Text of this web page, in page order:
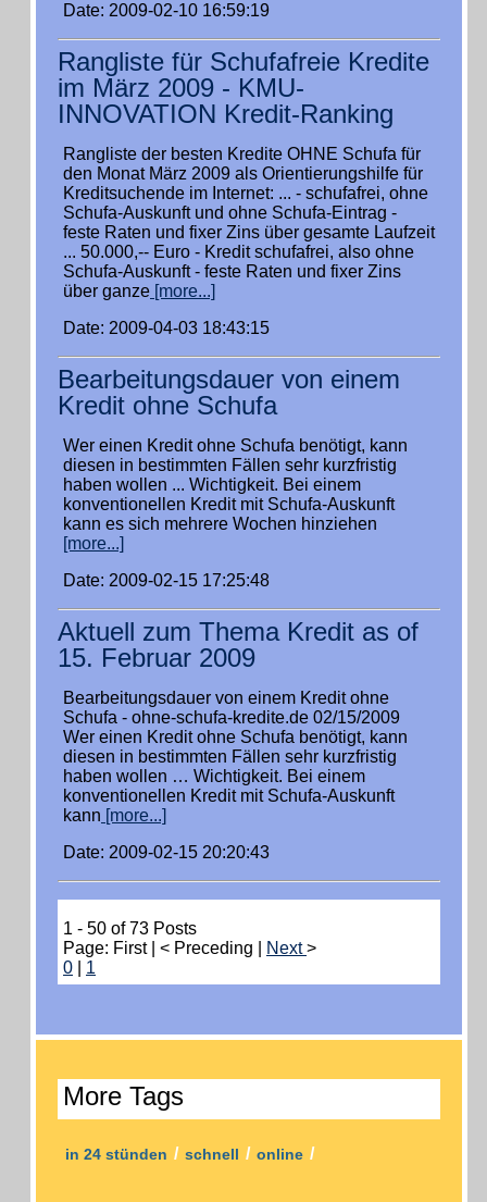
Date: 2009-02-10 16:59:19
Rangliste für Schufafreie Kredite
im März 2009 - KMU-
INNOVATION Kredit-Ranking
Rangliste der besten Kredite OHNE Schufa für
den Monat März 2009 als Orientierungshilfe für
Kreditsuchende im Internet: ... - schufafrei, ohne
Schufa-Auskunft und ohne Schufa-Eintrag -
feste Raten und fixer Zins über gesamte Laufzeit
... 50.000,-- Euro - Kredit schufafrei, also ohne
Schufa-Auskunft - feste Raten und fixer Zins
über ganze [more...]
Date: 2009-04-03 18:43:15
Bearbeitungsdauer von einem
Kredit ohne Schufa
Wer einen Kredit ohne Schufa benötigt, kann
diesen in bestimmten Fällen sehr kurzfristig
haben wollen ... Wichtigkeit. Bei einem
konventionellen Kredit mit Schufa-Auskunft
kann es sich mehrere Wochen hinziehen
[more...]
Date: 2009-02-15 17:25:48
Aktuell zum Thema Kredit as of
15. Februar 2009
Bearbeitungsdauer von einem Kredit ohne
Schufa - ohne-schufa-kredite.de 02/15/2009
Wer einen Kredit ohne Schufa benötigt, kann
diesen in bestimmten Fällen sehr kurzfristig
haben wollen … Wichtigkeit. Bei einem
konventionellen Kredit mit Schufa-Auskunft
kann [more...]
Date: 2009-02-15 20:20:43
1 - 50 of 73 Posts
Page: First | < Preceding |
Next>
0
1
More Tags
in 24 stünden / schnell / online /